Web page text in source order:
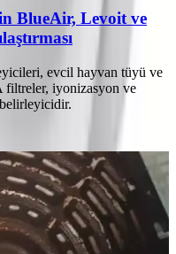
BlueAir, Levoit ve
evcil hayvan tüyü ve
filtreler, iyonizasyon ve